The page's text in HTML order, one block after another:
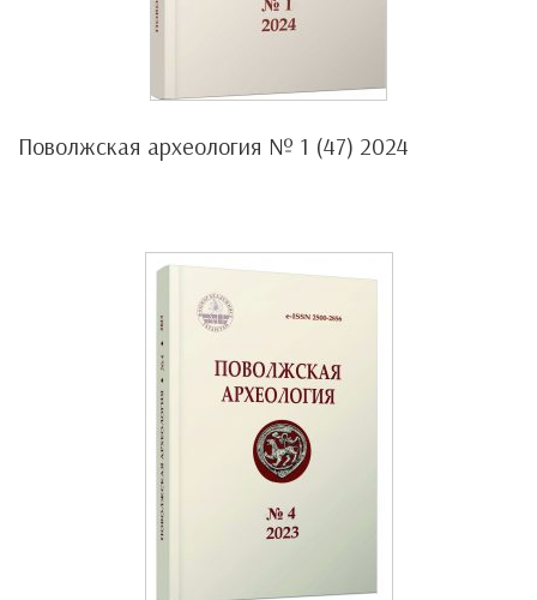
Поволжская археология № 1 (47) 2024